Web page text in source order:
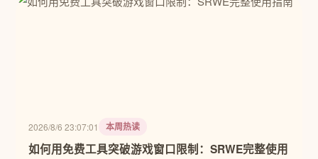
2026/8/6 23:07:01 本周热读
如何用免费工具突破游戏窗口限制：SRWE完整使用